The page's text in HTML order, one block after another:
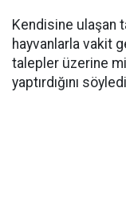
Kendisine ulaşan
hayvanlarla vakit
talepler üzerine
yaptırdığını